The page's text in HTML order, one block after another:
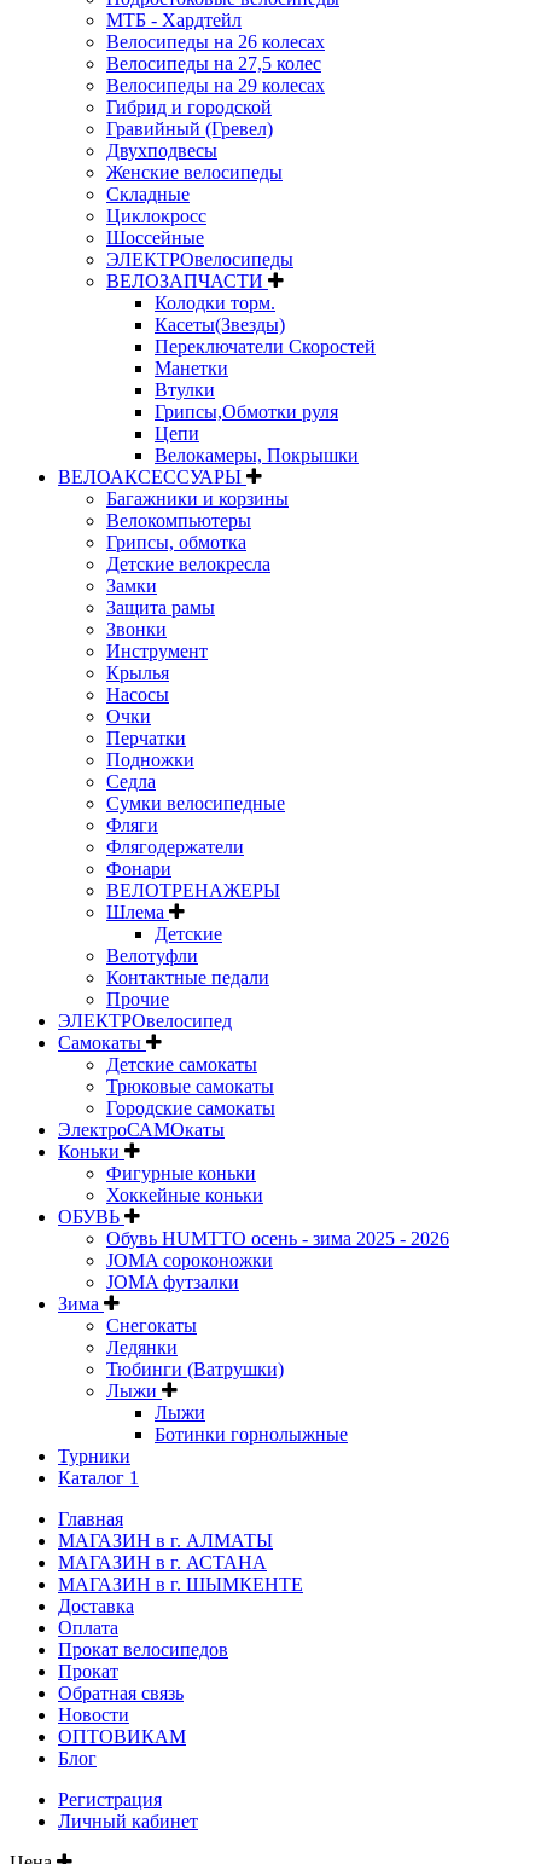
МТБ - Хардтейл
Велосипеды на 26 колесах
Велосипеды на 27,5 колес
Велосипеды на 29 колесах
Гибрид и городской
Гравийный (Гревел)
Двухподвесы
Женские велосипеды
Складные
Циклокросс
Шоссейные
ЭЛЕКТРОвелосипеды
ВЕЛОЗАПЧАСТИ
Колодки торм.
Касеты(Звезды)
Переключатели Скоростей
Манетки
Втулки
Грипсы,Обмотки руля
Цепи
Велокамеры, Покрышки
ВЕЛОАКСЕССУАРЫ
Багажники и корзины
Велокомпьютеры
Грипсы, обмотка
Детские велокресла
Замки
Защита рамы
Звонки
Инструмент
Крылья
Насосы
Очки
Перчатки
Подножки
Седла
Сумки велосипедные
Фляги
Флягодержатели
Фонари
ВЕЛОТРЕНАЖЕРЫ
Шлема
Детские
Велотуфли
Контактные педали
Прочие
ЭЛЕКТРОвелосипед
Самокаты
Детские самокаты
Трюковые самокаты
Городские самокаты
ЭлектроСАМОкаты
Коньки
Фигурные коньки
Хоккейные коньки
ОБУВЬ
Обувь HUMTTO осень - зима 2025 - 2026
JOMA сороконожки
JOMA футзалки
Зима
Снегокаты
Ледянки
Тюбинги (Ватрушки)
Лыжи
Лыжи
Ботинки горнолыжные
Турники
Каталог 1
Главная
МАГАЗИН в г. АЛМАТЫ
МАГАЗИН в г. АСТАНА
МАГАЗИН в г. ШЫМКЕНТЕ
Доставка
Оплата
Прокат велосипедов
Прокат
Обратная связь
Новости
ОПТОВИКАМ
Блог
Регистрация
Личный кабинет